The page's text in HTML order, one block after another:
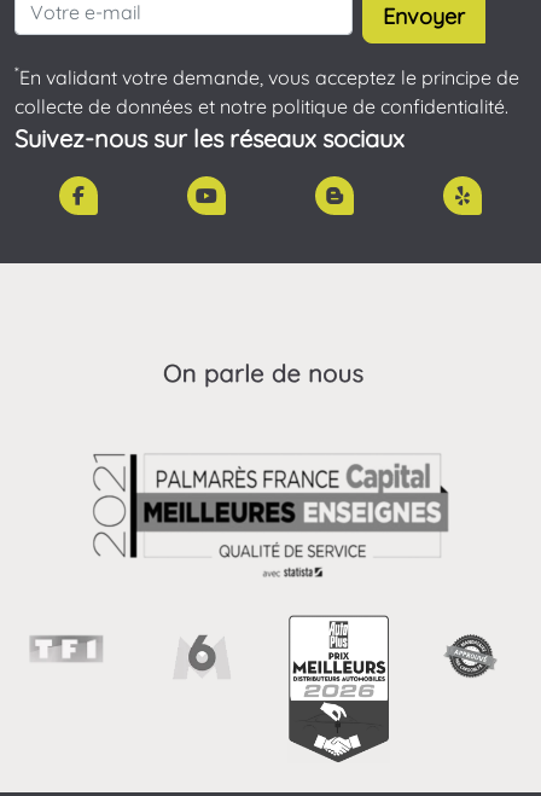
Envoyer
*En validant votre demande, vous acceptez le principe de
collecte de données et notre politique de confidentialité.
Suivez-nous sur les réseaux sociaux